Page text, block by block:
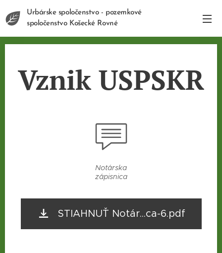
Urbárske spoločenstvo - pozemkové
spoločenstvo Košecké Rovné
Vznik USPSKR
Notárska
zápisnica
STIAHNUŤ Notár...ca-6.pdf